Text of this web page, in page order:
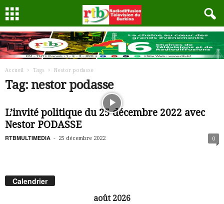
Accueil Tags Nestor podasse
Tag: nestor podasse
L’invité politique du 25 décembre 2022 avec
Nestor PODASSE
RTBMULTIMEDIA - 25 décembre 2022 0
Calendrier
août 2026